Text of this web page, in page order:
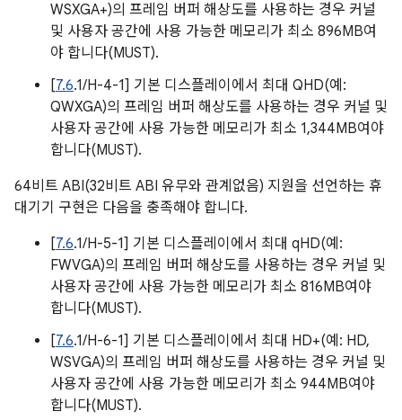
WSXGA+)의 프레임 버퍼 해상도를 사용하는 경우 커널
및 사용자 공간에 사용 가능한 메모리가 최소 896MB여
야 합니다(MUST).
[7.6.1/H-4-1] 기본 디스플레이에서 최대 QHD(예:
QWXGA)의 프레임 버퍼 해상도를 사용하는 경우 커널 및
사용자 공간에 사용 가능한 메모리가 최소 1,344MB여야
합니다(MUST).
64비트 ABI(32비트 ABI 유무와 관계없음) 지원을 선언하는 휴
대기기 구현은 다음을 충족해야 합니다.
[7.6.1/H-5-1] 기본 디스플레이에서 최대 qHD(예:
FWVGA)의 프레임 버퍼 해상도를 사용하는 경우 커널 및
사용자 공간에 사용 가능한 메모리가 최소 816MB여야
합니다(MUST).
[7.6.1/H-6-1] 기본 디스플레이에서 최대 HD+(예: HD,
WSVGA)의 프레임 버퍼 해상도를 사용하는 경우 커널 및
사용자 공간에 사용 가능한 메모리가 최소 944MB여야
합니다(MUST).